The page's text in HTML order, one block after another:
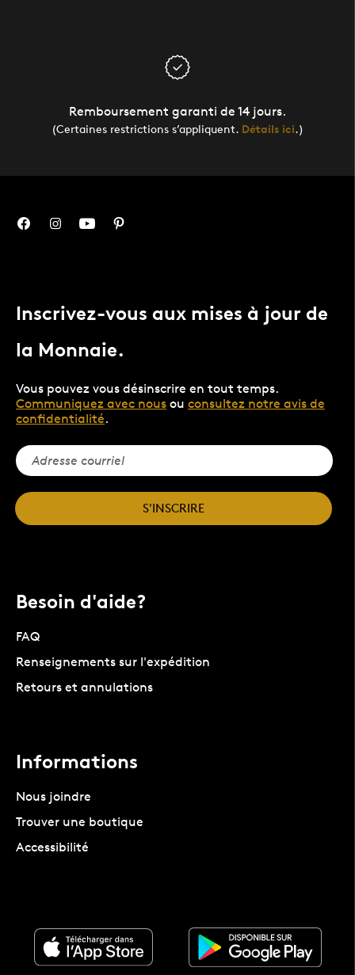
Remboursement garanti de 14 jours.
(Certaines restrictions s’appliquent. Détails ici.)
Inscrivez-vous aux mises à jour de
la Monnaie.
Vous pouvez vous désinscrire en tout temps.
Communiquez avec nous ou consultez notre avis de
confidentialité.
S'INSCRIRE
Besoin d'aide?
FAQ
Renseignements sur l'expédition
Retours et annulations
Informations
Nous joindre
Trouver une boutique
Accessibilité